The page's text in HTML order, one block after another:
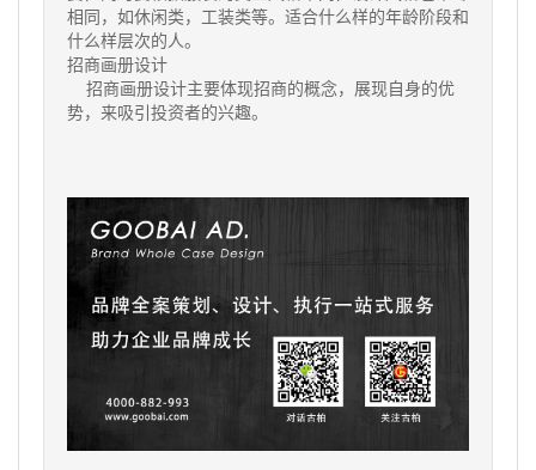
相同，如休闲类，工装类等。适合什么样的年龄阶段和
什么样层次的人。
招商画册设计
招商画册设计主要体现招商的概念，展现自身的优
势，来吸引投资者的兴趣。